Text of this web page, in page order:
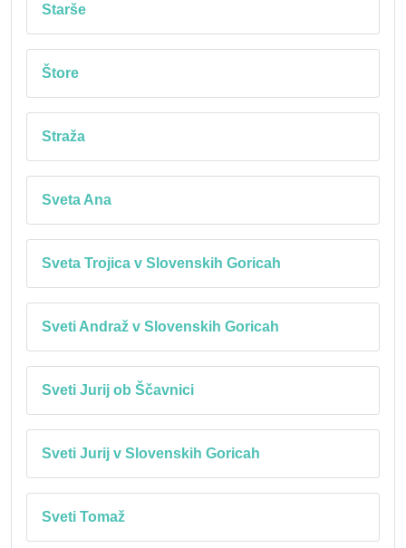
Starše
Štore
Straža
Sveta Ana
Sveta Trojica v Slovenskih Goricah
Sveti Andraž v Slovenskih Goricah
Sveti Jurij ob Ščavnici
Sveti Jurij v Slovenskih Goricah
Sveti Tomaž